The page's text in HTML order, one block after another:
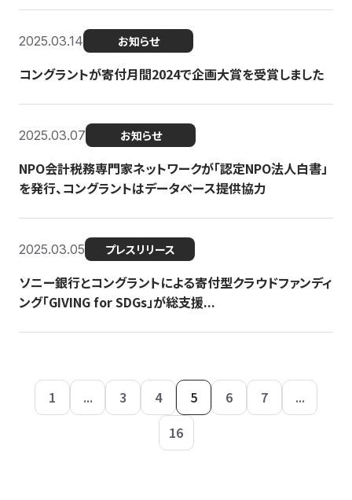
2025.03.14 お知らせ
コングラントが寄付月間2024で企画大賞を受賞しました
2025.03.07 お知らせ
NPO会計税務専門家ネットワークが「認定NPO法人白書」
を発行、コングラントはデータベース提供協力
2025.03.05 プレスリリース
ソニー銀行とコングラントによる寄付型クラウドファンディ
ング「GIVING for SDGs」が総支援...
1 ... 3 4 5 6 7
...
16